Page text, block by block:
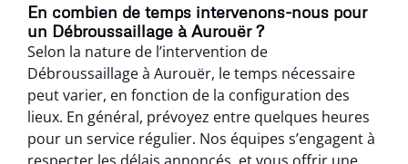
En combien de temps intervenons-nous pour
un Débroussaillage à Aurouër ?
Selon la nature de l’intervention de
Débroussaillage à Aurouër, le temps nécessaire
peut varier, en fonction de la configuration des
lieux. En général, prévoyez entre quelques heures
pour un service régulier. Nos équipes s’engagent à
respecter les délais annoncés, et vous offrir une